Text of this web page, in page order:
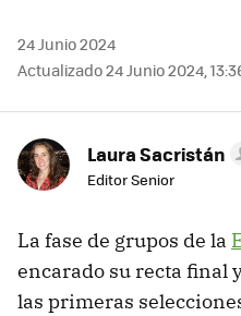
24 Junio 2024
Actualizado 24 Junio 2024,
Laura Sacristán
Editor Senior
La fase de grupos de la
encarado su recta final
las primeras